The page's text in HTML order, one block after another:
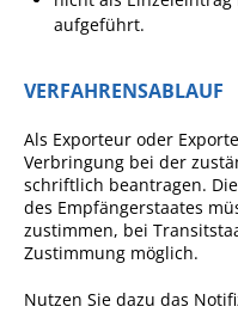
aufgeführt.
VERFAHRENSABLAUF
Als Exporteur oder
Verbringung bei der
schriftlich beantragen.
des Empfängerstaates
zustimmen, bei
Zustimmung möglich.
Nutzen Sie dazu das